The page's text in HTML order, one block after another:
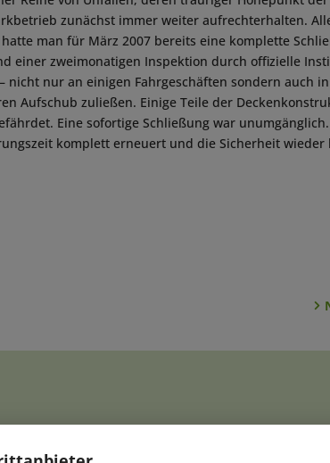
zunächst immer weiter aufrechterhalten.
man für März 2007 bereits eine komplette
einer zweimonatigen Inspektion durch offizielle
nicht nur an einigen Fahrgeschäften sondern auch
Aufschub zuließen. Einige Teile der
Eine sofortige Schließung war
komplett erneuert und die Sicherheit wieder